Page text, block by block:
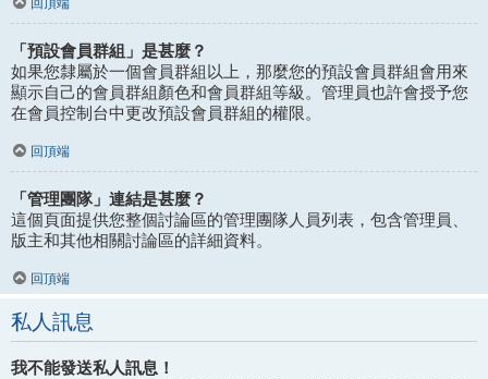
「預設會員群組」是甚麼？
如果您隸屬於一個會員群組以上，那麼您的預設會員群組會用來
顯示自己的會員群組顏色和會員群組等級。管理員也許會授予您
在會員控制台中更改預設會員群組的權限。
回頂端
「管理團隊」連結是甚麼？
這個頁面提供您整個討論區的管理團隊人員列表，包含管理員、
版主和其他相關討論區的詳細資料。
回頂端
私人訊息
我不能發送私人訊息！